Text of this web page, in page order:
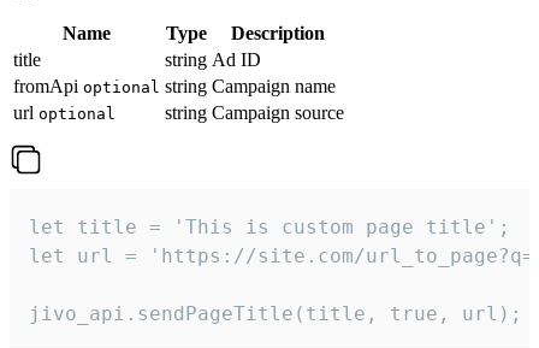
Name Type
Description
title
string Ad ID
fromApi optional string Campaign name
url optional string Campaign source
let title = 'This is custom page title';
let url = 'https://site.com/
jivo_api.sendPageTitle(title, true, url);